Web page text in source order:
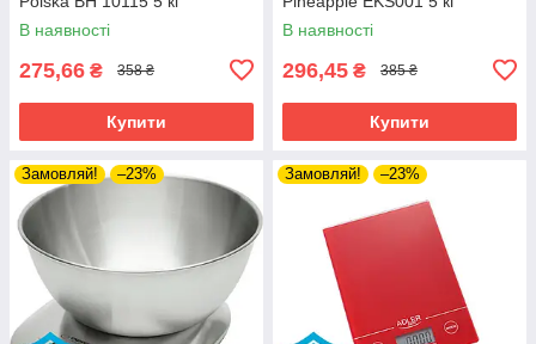
В наявності
275,66 ₴ 358 ₴
Купити
В наявності
296,45 ₴ 385 ₴
Купити
Замовляй! –23% Замовляй! –23%